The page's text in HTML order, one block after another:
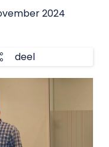
2024
deel